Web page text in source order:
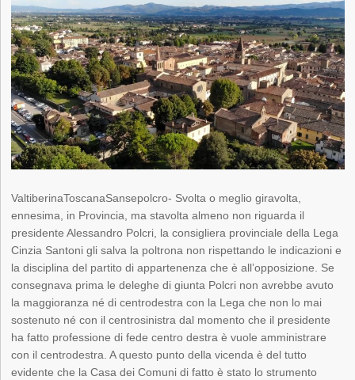
ValtiberinaToscanaSansepolcro- Svolta o meglio giravolta,
ennesima, in Provincia, ma stavolta almeno non riguarda il
presidente Alessandro Polcri, la consigliera provinciale della Lega
Cinzia Santoni gli salva la poltrona non rispettando le indicazioni e
la disciplina del partito di appartenenza che è all’opposizione. Se
consegnava prima le deleghe di giunta Polcri non avrebbe avuto
la maggioranza né di centrodestra con la Lega che non lo mai
sostenuto né con il centrosinistra dal momento che il presidente
ha fatto professione di fede centro destra è vuole amministrare
con il centrodestra. A questo punto della vicenda è del tutto
evidente che la Casa dei Comuni di fatto è stato lo strumento